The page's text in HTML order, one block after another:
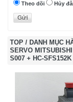
Theo dõi Hủy
TOP / DANH MỤC
SERVO MITSUBISHI
S007 + HC-SFS152K